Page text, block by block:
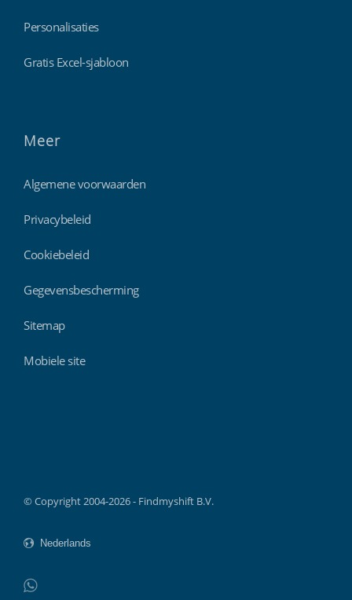
Personalisaties
Gratis Excel-sjabloon
Meer
Algemene voorwaarden
Privacybeleid
Cookiebeleid
Gegevensbescherming
Sitemap
Mobiele site
© Copyright 2004-2026 - Findmyshift B.V.